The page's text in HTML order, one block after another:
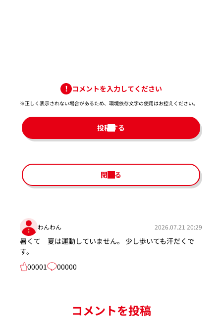
コメントを入力してください
※正しく表示されない場合があるため、環境依存文字の使用はお控えください。​
投稿する
閉じる
わんわん 2026.07.21 20:29
暑くて 夏は運動していません。 少し歩いても汗だくで
す。
00001
00000
コメントを投稿